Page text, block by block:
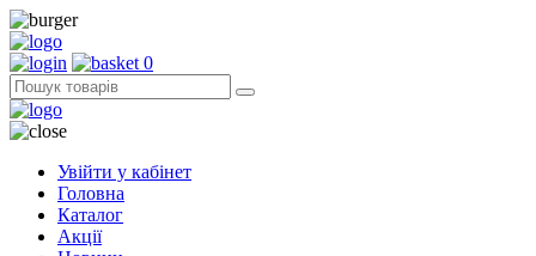
0
Увійти у кабінет
Головна
Каталог
Акції